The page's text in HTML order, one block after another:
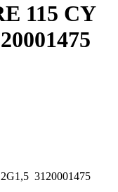
115 CY
3120001475